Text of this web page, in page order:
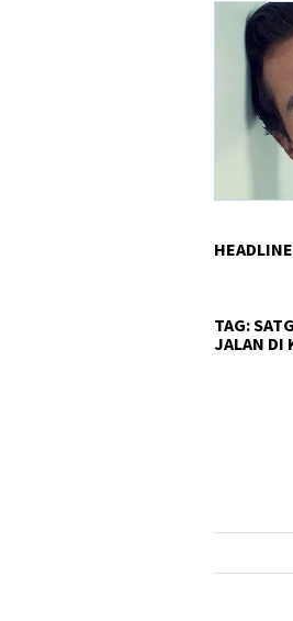
HEADLINE
TAG:
JALAN DI